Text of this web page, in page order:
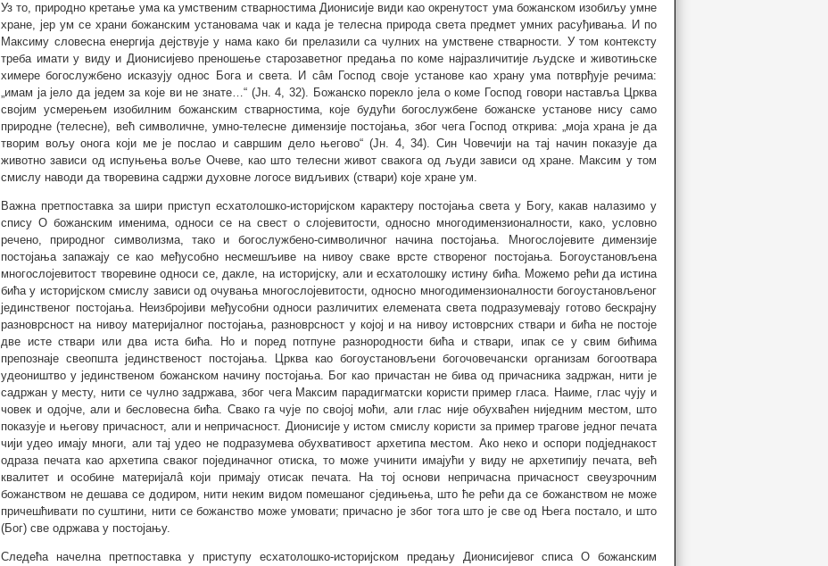
Уз то, природно кретање ума ка умственим стварностима Дионисије види као окренутост ума божанском изобиљу умне
хране, јер ум се храни божанским установама чак и када је телесна природа света предмет умних расуђивања. И по
Максиму словесна енергија дејствује у нама како би прелазили са чулних на умствене стварности. У том контексту
треба имати у виду и Дионисијево преношење старозаветног предања по коме најразличитије људске и животињске
химере богослужбено исказују однос Бога и света. И сâм Господ своје установе као храну ума потврђује речима:
„имам ја јело да једем за које ви не знате…“ (Јн. 4, 32). Божанско порекло јела о коме Господ говори наставља Црква
својим усмерењем изобилним божанским стварностима, које будући богослужбене божанске установе нису само
природне (телесне), већ символичне, умно-телесне димензије постојања, због чега Господ открива: „моја храна је да
творим вољу онога који ме је послао и савршим дело његово“ (Јн. 4, 34). Син Човечији на тај начин показује да
животно зависи од испуњења воље Очеве, као што телесни живот свакога од људи зависи од хране. Максим у том
смислу наводи да творевина садржи духовне логосе видљивих (ствари) које хране ум.
Важна претпоставка за шири приступ есхатолошко-историјском карактеру постојања света у Богу, какав налазимо у
спису О божанским именима, односи се на свест о слојевитости, односно многодимензионалности, како, условно
речено, природног символизма, тако и богослужбено-символичног начина постојања. Многослојевите димензије
постојања запажају се као међусобно несмешљиве на нивоу сваке врсте створеног постојања. Богоустановљена
многослојевитост творевине односи се, дакле, на историјску, али и есхатолошку истину бића. Можемо рећи да истина
бића у историјском смислу зависи од очувања многослојевитости, односно многодимензионалности богоустановљеног
јединственог постојања. Неизбројиви међусобни односи различитих елемената света подразумевају готово бескрајну
разноврсност на нивоу материјалног постојања, разноврсност у којој и на нивоу истоврсних ствари и бића не постоје
две исте ствари или два иста бића. Но и поред потпуне разнородности бића и ствари, ипак се у свим бићима
препознаје свеопшта јединственост постојања. Црква као богоустановљени богочовечански организам богоотвара
удеоништво у јединственом божанском начину постојања. Бог као причастан не бива од причасника задржан, нити је
садржан у месту, нити се чулно задржава, због чега Максим парадигматски користи пример гласа. Наиме, глас чују и
човек и одојче, али и бесловесна бића. Свако га чује по својој моћи, али глас није обухваћен ниједним местом, што
показује и његову причасност, али и непричасност. Дионисије у истом смислу користи за пример трагове једног печата
чији удео имају многи, али тај удео не подразумева обухвативост архетипа местом. Ако неко и оспори подједнакост
одраза печата као архетипа сваког појединачног отиска, то може учинити имајући у виду не архетипију печата, већ
квалитет и особине материјалâ који примају отисак печата. На тој основи непричасна причасност свеузрочним
божанством не дешава се додиром, нити неким видом помешаног сједињења, што ће рећи да се божанством не може
причешћивати по суштини, нити се божанство може умовати; причасно је због тога што је све од Њега постало, и што
(Бог) све одржава у постојању.
Следећа начелна претпоставка у приступу есхатолошко-историјском предању Дионисијевог списа О божанским